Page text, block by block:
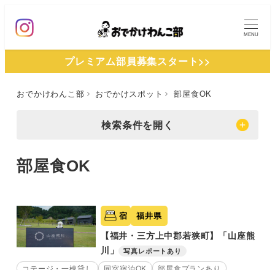
ン
MENU
プレミアム部員募集スタート>>
おでかけわんこ部 おでかけスポット 部屋食OK
検索条件を開く
部屋食OK
宿 福井県
【福井・三方上中郡若狭町】「山座熊
川」
写真レポートあり
コテージ・一棟貸し 同室宿泊OK
部屋食プランあり